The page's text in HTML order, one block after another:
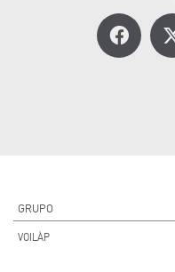
GRUPO
VOILÀP